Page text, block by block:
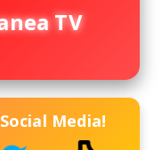
TV
Media!